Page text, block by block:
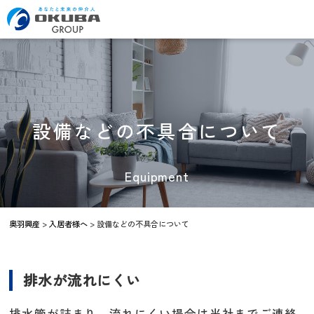
奥羽興産 > 入居者様へ > 設備などの不具合について
設備などの不具合について
Equipment
排水が流れにくい